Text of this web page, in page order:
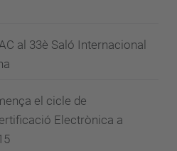
al 33è Saló Internacional
el cicle de
Electrònica a